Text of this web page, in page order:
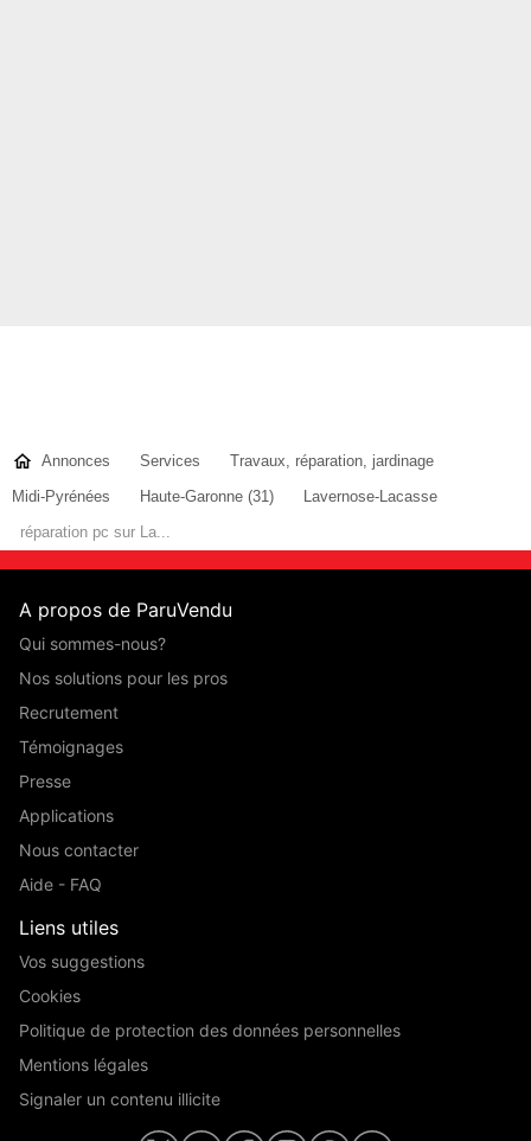
Annonces Services
Travaux, réparation, jardinage
Midi-Pyrénées
Haute-Garonne (31)
Lavernose-Lacasse
réparation pc sur La...
A propos de ParuVendu
Qui sommes-nous?
Nos solutions pour les pros
Recrutement
Témoignages
Presse
Applications
Nous contacter
Aide - FAQ
Liens utiles
Vos suggestions
Cookies
Politique de protection des données personnelles
Mentions légales
Signaler un contenu illicite